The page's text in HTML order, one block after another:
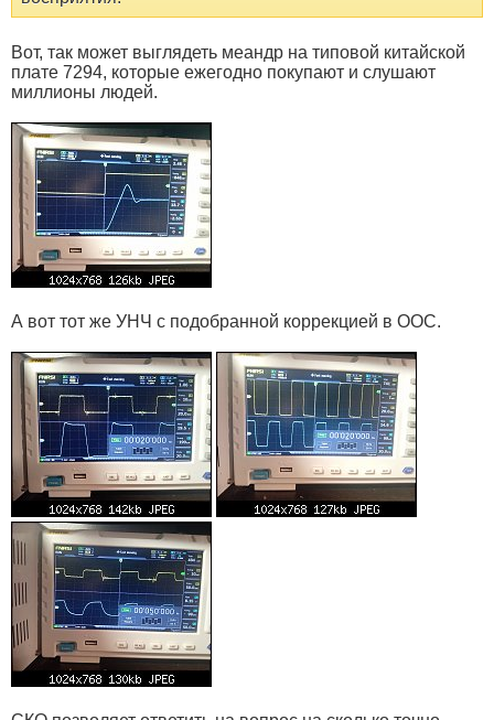
Вот, так может выглядеть меандр на типовой китайской
плате 7294, которые ежегодно покупают и слушают
миллионы людей.
А вот тот же УНЧ с подобранной коррекцией в ООС.